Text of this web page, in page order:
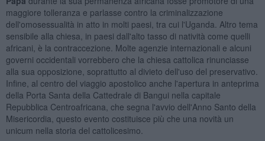
maggiore tolleranza e parlasse contro la criminalizzazione
dell'omosessualità in atto in molti paesi, tra cui l'Uganda. Altro tema
sensibile alla chiesa, in paesi dall'alto tasso di natività come quelli
africani, è la contraccezione. Molte agenzie internazionali e alcuni
governi occidentali vorrebbero che la chiesa cattolica rinunciasse
alla sua opposizione, soprattutto al divieto dell'uso del preservativo.
Infine, al centro del viaggio apostolico anche l'apertura in anteprima
della Porta Santa della Cattedrale di Bangui nella capitale
Repubblica Centroafricana, che segna l'avvio dell'Anno Santo della
Misericordia, questo evento costituisce più che una novità un
unicum nella storia del cattolicesimo.